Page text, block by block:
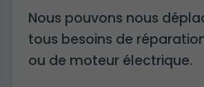
Nous pouvons nous
tous besoins de
ou de moteur électrique.